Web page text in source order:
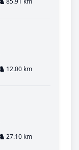
12.00 km
27.10 km